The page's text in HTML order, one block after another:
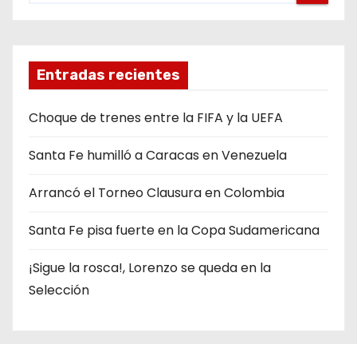
Entradas recientes
Choque de trenes entre la FIFA y la UEFA
Santa Fe humilló a Caracas en Venezuela
Arrancó el Torneo Clausura en Colombia
Santa Fe pisa fuerte en la Copa Sudamericana
¡Sigue la rosca!, Lorenzo se queda en la
Selección